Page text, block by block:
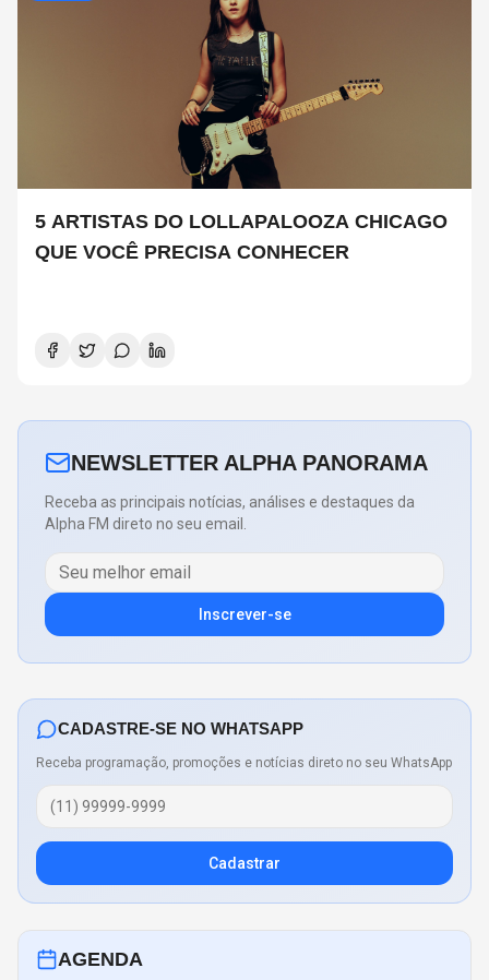
5 ARTISTAS DO LOLLAPALOOZA CHICAGO
QUE VOCÊ PRECISA CONHECER
NEWSLETTER ALPHA PANORAMA
Receba as principais notícias, análises e destaques da
Alpha FM direto no seu email.
Inscrever-se
CADASTRE-SE NO WHATSAPP
Receba programação, promoções e notícias direto no seu WhatsApp
Cadastrar
AGENDA